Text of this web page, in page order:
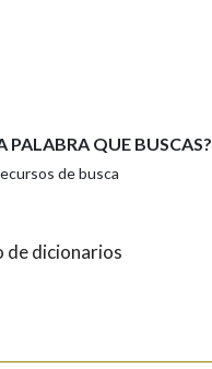
que aparece na imaxe:
PALABRA QUE BUSCAS?
de busca
de dicionarios